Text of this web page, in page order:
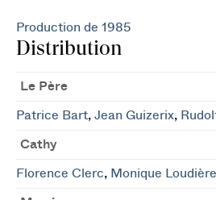
Production de 1985
Distribution
Le Père
Patrice Bart, Jean Guizerix,
Cathy
Florence Clerc, Monique